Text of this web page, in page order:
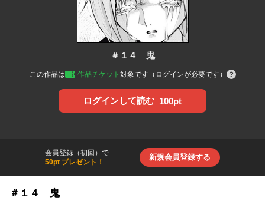
＃１４ 鬼
この作品は 作品チケット 対象です（ログインが必要です）
ログインして読む 100pt
会員登録（初回）で
50pt プレゼント！
新規会員登録する
＃１４ 鬼